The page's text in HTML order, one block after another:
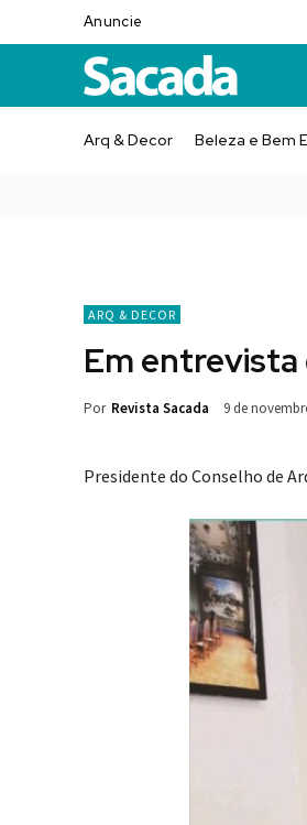
Anuncie
Arq & Decor Beleza e Bem
ARQ & DECOR
Em entrevista
Por Revista Sacada 9 de
Presidente do Conselho de